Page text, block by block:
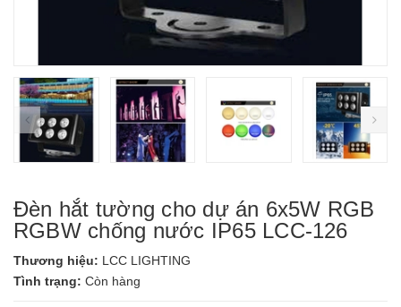
prev
Đèn hắt tường cho dự án 6x5W RGB
RGBW chống nước IP65 LCC-126
Thương hiệu: LCC LIGHTING
Tình trạng: Còn hàng